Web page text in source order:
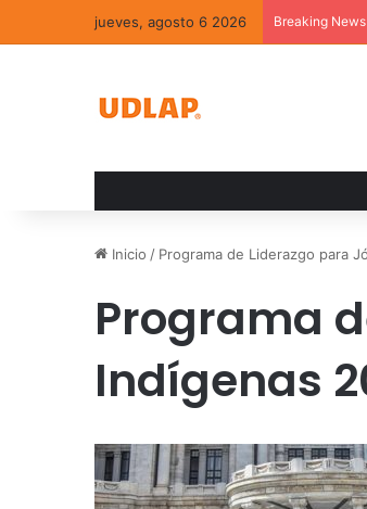
jueves, agosto 6 2026 Breaking News
Inicio / Programa de Liderazgo para
Programa
Indígenas